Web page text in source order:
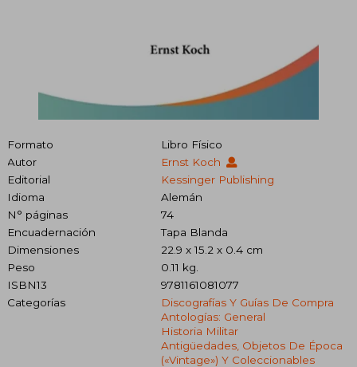
Formato
Libro Físico
Autor
Ernst Koch
Editorial
Kessinger Publishing
Idioma
Alemán
N° páginas
74
Encuadernación
Tapa Blanda
Dimensiones
22.9 x 15.2 x 0.4 cm
Peso
0.11 kg.
ISBN13
9781161081077
Categorías
Discografías Y Guías De Compra
Antologías: General
Historia Militar
Antigüedades, Objetos De Época
(«vintage») Y Coleccionables